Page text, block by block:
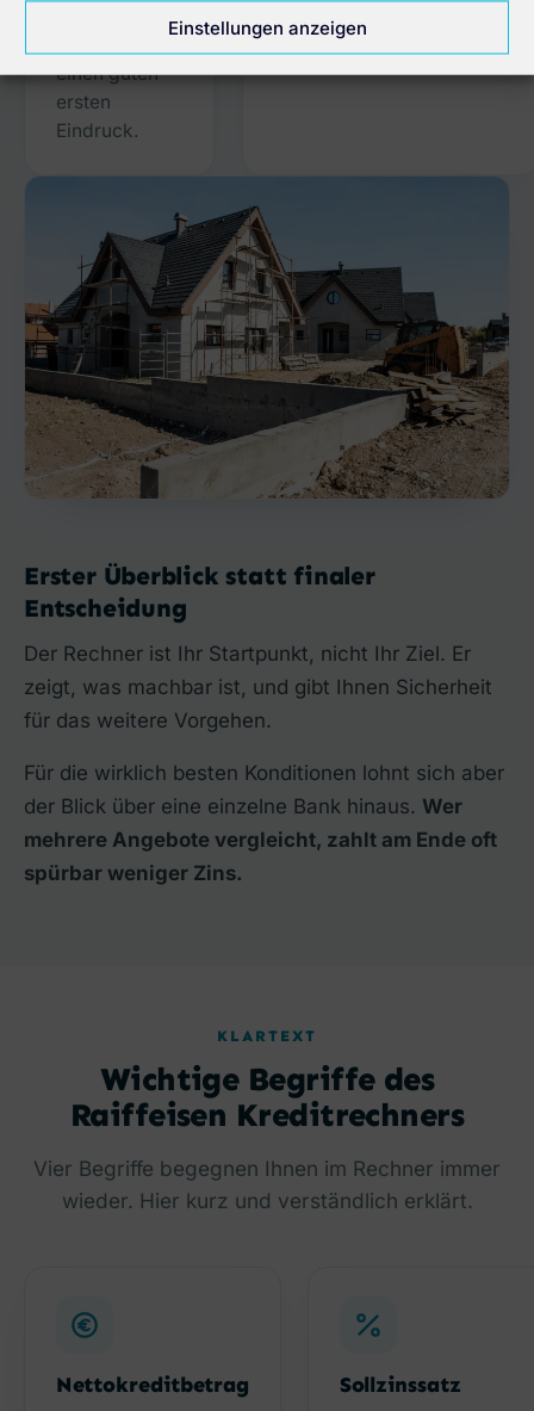
Einstellungen anzeigen
einen guten
ersten
Eindruck.
Erster Überblick statt finaler
Entscheidung
Der Rechner ist Ihr Startpunkt, nicht Ihr Ziel. Er
zeigt, was machbar ist, und gibt Ihnen Sicherheit
für das weitere Vorgehen.
Für die wirklich besten Konditionen lohnt sich aber
der Blick über eine einzelne Bank hinaus. Wer
mehrere Angebote vergleicht, zahlt am Ende oft
spürbar weniger Zins.
KLARTEXT
Wichtige Begriffe des
Raiffeisen Kreditrechners
Vier Begriffe begegnen Ihnen im Rechner immer
wieder. Hier kurz und verständlich erklärt.
Nettokreditbetrag Sollzinssatz